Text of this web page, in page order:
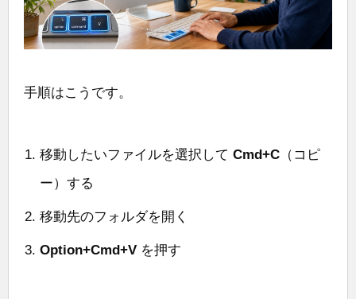
手順はこうです。
移動したいファイルを選択して Cmd+C （コピ
ー）する
移動先のフォルダを開く
Option+Cmd+V を押す